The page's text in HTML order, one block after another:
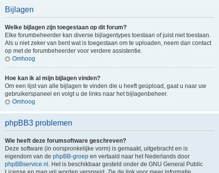
Bijlagen
Welke bijlagen zijn toegestaan op dit forum?
Elke forumbeheerder kan diverse bijlagentypes toestaan of juist niet toestaan.
Als u niet zeker van bent wat is toegestaan om te uploaden, neem dan contact
op met de forumbeheerder voor verdere assistentie.
Omhoog
Hoe kan ik al mijn bijlagen vinden?
Om een lijst van alle bijlagen te vinden die u heeft geüpload, gaat u naar uw
gebruikerspaneel en volgt u de links naar het bijlagenbeheer.
Omhoog
phpBB3 problemen
Wie heeft deze forumsoftware geschreven?
Deze software (in oorspronkelijke vorm) is gemaakt, uitgebracht en is
eigendom van de phpBB-groep en vertaald naar het Nederlands door
phpBBservice.nl . Het is beschikbaar gesteld onder de GNU General Public